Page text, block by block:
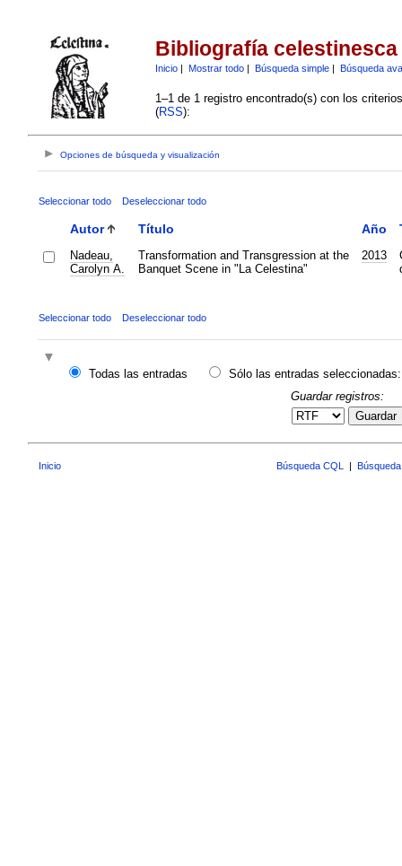
Bibliografía celestinesca
Inicio| Mostrar todo| Búsqueda simple| Búsqueda
1–1 de 1 registro encontrado(s) con los
(RSS):
Opciones de búsqueda y visualización
Seleccionar todo Deseleccionar todo
Autor Título Año
Nadeau,
Carolyn A.
Transformation and Transgression at the
Banquet Scene in "La Celestina"
2013
Seleccionar todo Deseleccionar todo
Todas las entradas
Sólo las entradas seleccionadas:
Guardar registros:
Guardar
Inicio Búsqueda CQL